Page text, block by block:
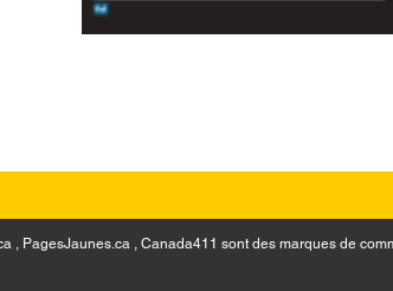
, PagesJaunes.ca , Canada411 sont des marques de